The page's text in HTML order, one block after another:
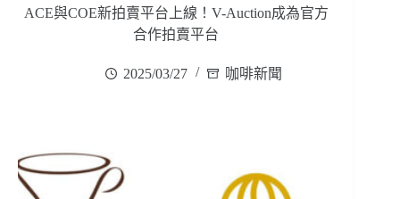
ACE與COE新拍賣平台上線！V-Auction成為官方
合作拍賣平台
2025/03/27 咖啡新聞